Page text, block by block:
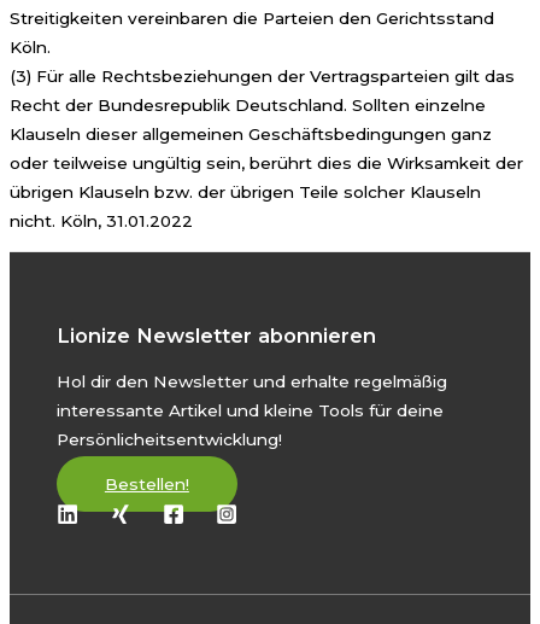
Streitigkeiten vereinbaren die Parteien den Gerichtsstand
Köln.
(3) Für alle Rechtsbeziehungen der Vertragsparteien gilt das
Recht der Bundesrepublik Deutschland. Sollten einzelne
Klauseln dieser allgemeinen Geschäftsbedingungen ganz
oder teilweise ungültig sein, berührt dies die Wirksamkeit der
übrigen Klauseln bzw. der übrigen Teile solcher Klauseln
nicht. Köln, 31.01.2022
Lionize Newsletter abonnieren
Hol dir den Newsletter und erhalte regelmäßig
interessante Artikel und kleine Tools für deine
Persönlicheitsentwicklung!
Bestellen!